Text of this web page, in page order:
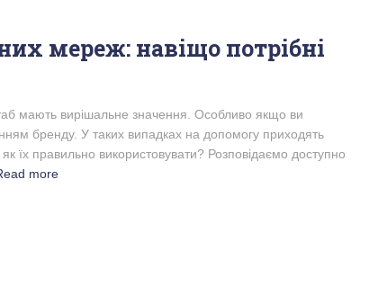
мереж: навіщо потрібні
мають вирішальне значення. Особливо якщо ви
бренду. У таких випадках на допомогу приходять
їх правильно використовувати? Розповідаємо доступно
more